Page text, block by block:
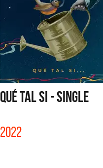
QUÉ TAL SI - SINGLE
2022